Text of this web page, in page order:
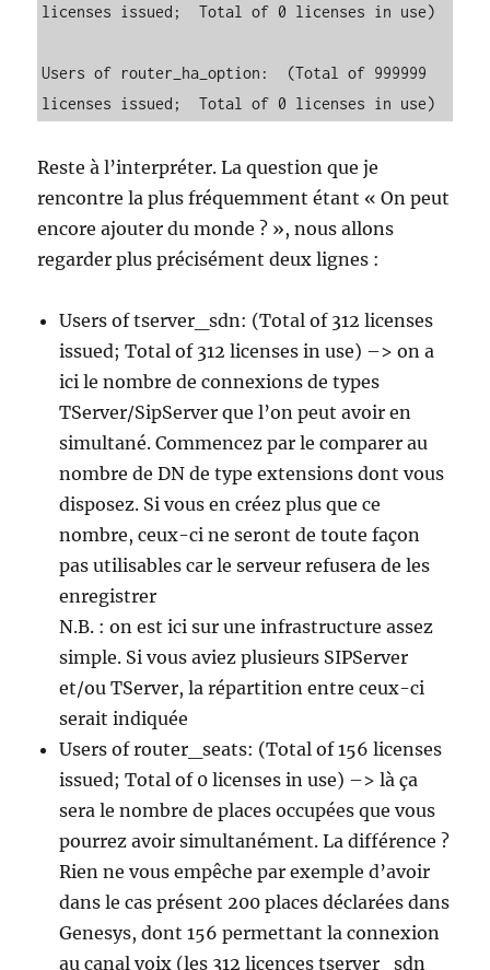
licenses issued;  Total of 0 licenses in use)
Users of router_ha_option:  (Total of 999999
licenses issued;  Total of 0 licenses in use)
Reste à l’interpréter. La question que je
rencontre la plus fréquemment étant « On peut
encore ajouter du monde ? », nous allons
regarder plus précisément deux lignes :
Users of tserver_sdn: (Total of 312 licenses
issued; Total of 312 licenses in use) –> on a
ici le nombre de connexions de types
TServer/SipServer que l’on peut avoir en
simultané. Commencez par le comparer au
nombre de DN de type extensions dont vous
disposez. Si vous en créez plus que ce
nombre, ceux-ci ne seront de toute façon
pas utilisables car le serveur refusera de les
enregistrer
N.B. : on est ici sur une infrastructure assez
simple. Si vous aviez plusieurs SIPServer
et/ou TServer, la répartition entre ceux-ci
serait indiquée
Users of router_seats: (Total of 156 licenses
issued; Total of 0 licenses in use) –> là ça
sera le nombre de places occupées que vous
pourrez avoir simultanément. La différence ?
Rien ne vous empêche par exemple d’avoir
dans le cas présent 200 places déclarées dans
Genesys, dont 156 permettant la connexion
au canal voix (les 312 licences tserver_sdn